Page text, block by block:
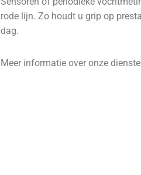
rode lijn. Zo houdt u grip op
dag.
Meer informatie over onze